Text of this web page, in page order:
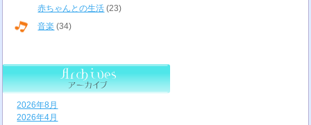
赤ちゃんとの生活 (23)
音楽 (34)
2026年8月
2026年4月